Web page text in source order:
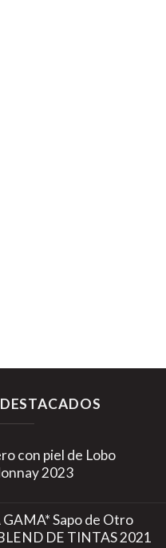
con piel de Lobo
2023
GAMA* Sapo de Otro
DE TINTAS 2021